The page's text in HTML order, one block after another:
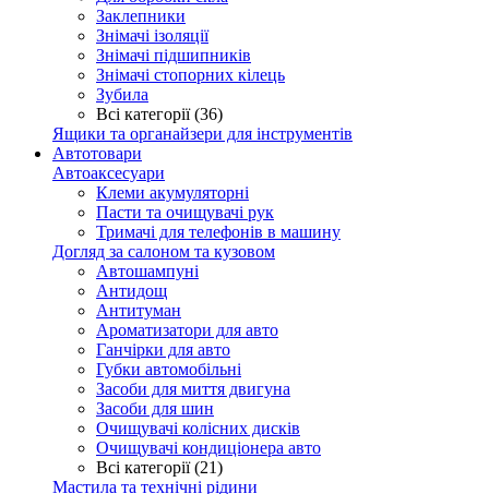
Заклепники
Знімачі ізоляції
Знімачі підшипників
Знімачі стопорних кілець
Зубила
Всі категорії (36)
Ящики та органайзери для інструментів
Автотовари
Автоаксесуари
Клеми акумуляторні
Пасти та очищувачі рук
Тримачі для телефонів в машину
Догляд за салоном та кузовом
Автошампуні
Антидощ
Антитуман
Ароматизатори для авто
Ганчірки для авто
Губки автомобільні
Засоби для миття двигуна
Засоби для шин
Очищувачі колісних дисків
Очищувачі кондиціонера авто
Всі категорії (21)
Мастила та технічні рідини